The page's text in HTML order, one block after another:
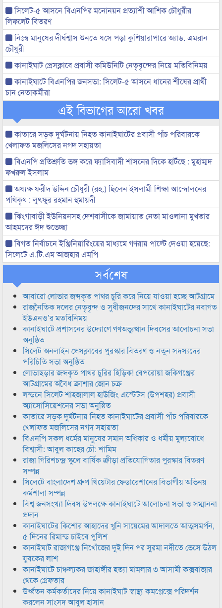
সিলেট-৫ আসনে বিএনপির মনোনয়ন প্রত্যাশী আশিক চৌধুরীর
লিফলেট বিতরণ
নিঃস্ব মানুষের দীর্ঘশ্বাস শুনতে ধসে পড়া কুশিয়ারাপারে অ্যাড. এমরান
চৌধুরী
কানাইঘাট প্রেসক্লাবে প্রবাসী কমিউনিটি নেতৃবৃন্দের নিয়ে মতিবিনিময়
কানাইঘাটে বিএনপির জনসভা: সিলেট-৫ আসনে ধানের শীষের প্রার্থী
চান নেতাকর্মীরা
এই বিভাগের আরো খবর
কাতারে সড়ক দুর্ঘটনায় নিহত কানাইঘাটের প্রবাসী পাঁচ পরিবারকে
খেলাফত মজলিসের নগদ সহায়তা
বিএনপি প্রতিশ্রুতি ভঙ্গ করে ফ্যাসিবাদী শাসনের দিকে হাটঁছে : মুহাম্মদ
ফখরুল ইসলাম
অধ্যক্ষ ফরীদ উদ্দিন চৌধুরী (রহ.) ছিলেন ইসলামী শিক্ষা আন্দোলনের
পথিকৃৎ : লুৎফুর রহমান হুমায়দী
ঝিংগাবাড়ী ইউনিয়নসহ দেশবাসীকে জামায়াত নেতা মাওলানা মুখতার
আহমদের ঈদ শুভেচ্ছা
বিগত নির্বাচনে ইঞ্জিনিয়ারিংয়ের মাধ্যমে গণরায় পাল্টে দেওয়া হয়েছে:
সিলেটে এ.টি.এম আজহার এমপি
সর্বশেষ
আবারো লোভার জব্দকৃত পাথর চুরি করে নিয়ে যাওয়া হচ্ছে আটগ্রামে
রাজনৈতিক দলের নেতৃবৃন্দ ও সুধীজনদের সাথে কানাইঘাটের নবাগত
ইউএনও’র মতবিনিময়
কানাইঘাটে প্রশাসনের উদ্যোগে গণঅভ্যুত্থান দিবসের আলোচনা সভা
অনুষ্ঠিত
সিলেট অনলাইন প্রেসক্লাবের পুরস্কার বিতরণ ও নতুন সদস্যদের
পরিচিতি সভা অনুষ্ঠিত
লোভাছড়ার জব্দকৃত পাথর চুরির হিড়িক! বেপরোয়া জকিগঞ্জের
আটগ্রামের অবৈধ ক্রাশার জোন চক্র
লন্ডনে সিলেট শাহজালাল হাউজিং এস্টেটস (উপশহর) প্রবাসী
অ্যাসোসিয়েশনের সভা অনুষ্ঠিত
কাতারে সড়ক দুর্ঘটনায় নিহত কানাইঘাটের প্রবাসী পাঁচ পরিবারকে
খেলাফত মজলিসের নগদ সহায়তা
বিএনপি সকল ধর্মের মানুষের সমান অধিকার ও ধর্মীয় মুল্যবোধে
বিশ্বাসী: আবুল কাহের চৌ: শামিম
রাজা গিরিশচন্দ্র স্কুলে বার্ষিক ক্রীড়া প্রতিযোগিতার পুরস্কার বিতরণ
সম্পন্ন
সিলেটে বাংলাদেশ গ্রুপ থিয়েটার ফেডারেশানের বিভাগীয় অভিনয়
কর্মশালা সম্পন্ন
বিশ্ব জনসংখ্যা দিবস উপলক্ষে কানাইঘাটে আলোচনা সভা ও সম্মাননা
প্রদান
কানাইঘাটের কিশোর আহাদের খুনি সায়েমের আদালতে আত্মসমর্পন,
৫ দিনের রিমান্ড চাইবে পুলিশ
কানাইঘাট রাজাগঞ্জে নিখোঁজের দুই দিন পর সুরমা নদীতে ভেসে উঠল
যুবকের লাশ
কানাইঘাটে চাঞ্চল্যকর জাহাঙ্গীর হত্যা মামলার ৩ আসামী কক্সবাজার
থেকে গ্রেফতার
উর্ধ্বতন কর্মকর্তাদের নিয়ে কানাইঘাট স্বাস্থ্য কমপ্লেক্সে পরিদর্শন
করলেন সাংসদ আবুল হাসান